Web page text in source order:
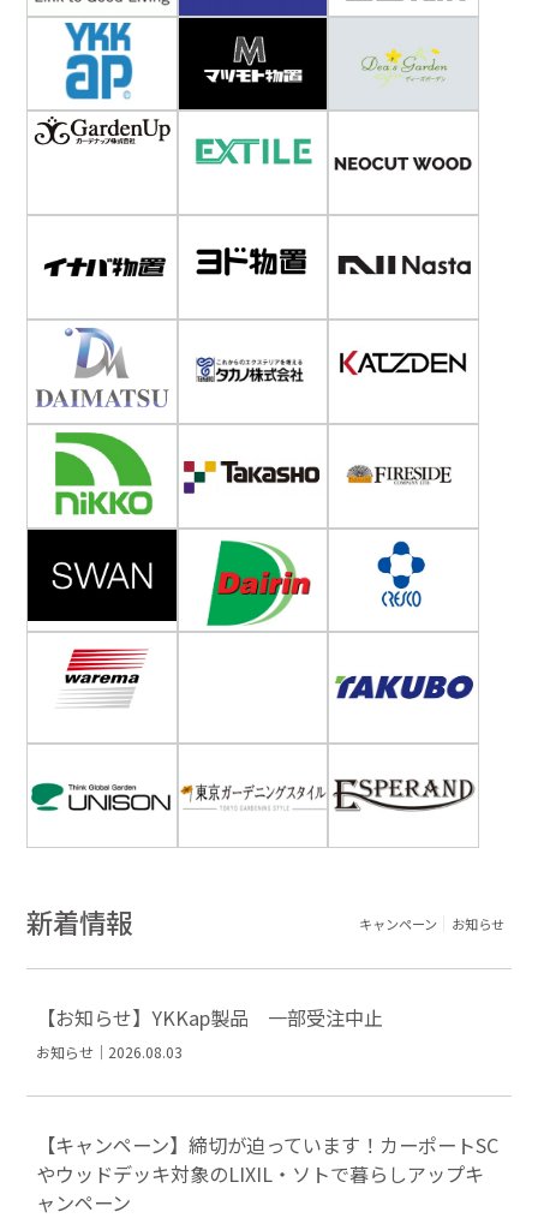
新着情報 キャンペーン お知らせ
【お知らせ】YKKap製品 一部受注中止
お知らせ｜2026.08.03
【キャンペーン】締切が迫っています！カーポートSC
やウッドデッキ対象のLIXIL・ソトで暮らしアップキ
ャンペーン